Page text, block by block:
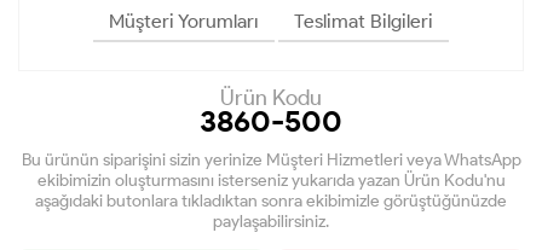
Müşteri Yorumları Teslimat Bilgileri
Ürün Kodu
3860-500
Bu ürünün siparişini sizin yerinize Müşteri Hizmetleri veya WhatsApp
ekibimizin oluşturmasını isterseniz yukarıda yazan Ürün Kodu'nu
aşağıdaki butonlara tıkladıktan sonra ekibimizle görüştüğünüzde
paylaşabilirsiniz.